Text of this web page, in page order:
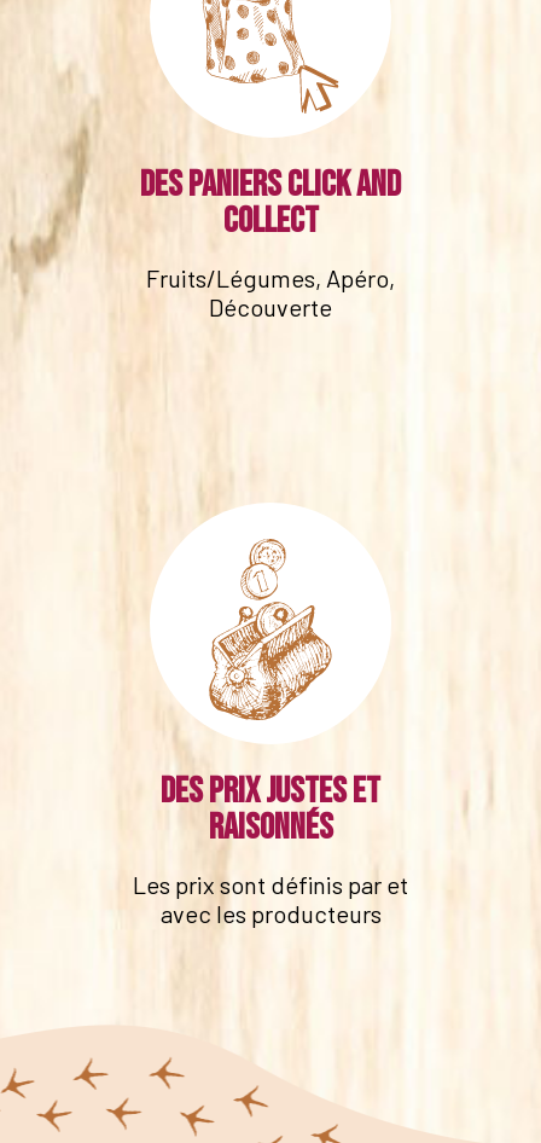
Des paniers click and
collect
Fruits/Légumes, Apéro,
Découverte
Des prix justes et
raisonnés
Les prix sont définis par et
avec les producteurs